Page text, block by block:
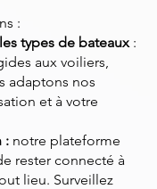
:
types de bateaux :
aux voiliers,
adaptons nos
et à votre
: notre plateforme
rester connecté à
lieu. Surveillez